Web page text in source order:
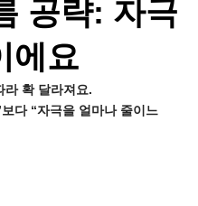
공략: 자극
에요
라 확 달라져요.
다 “자극을 얼마나 줄이느